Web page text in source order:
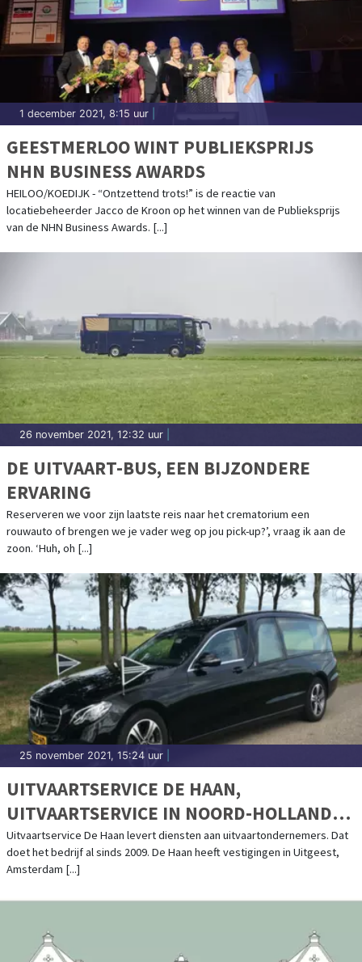
1 december 2021, 8:15 uur
GEESTMERLOO WINT PUBLIEKSPRIJS
NHN BUSINESS AWARDS
HEILOO/KOEDIJK - “Ontzettend trots!” is de reactie van
locatiebeheerder Jacco de Kroon op het winnen van de Publieksprijs
van de NHN Business Awards. [...]
26 november 2021, 12:32 uur
DE UITVAART-BUS, EEN BIJZONDERE
ERVARING
Reserveren we voor zijn laatste reis naar het crematorium een
rouwauto of brengen we je vader weg op jou pick-up?’, vraag ik aan de
zoon. ‘Huh, oh [...]
25 november 2021, 15:24 uur
UITVAARTSERVICE DE HAAN,
UITVAARTSERVICE IN NOORD-HOLLAND
EN DAARBUITEN
Uitvaartservice De Haan levert diensten aan uitvaartondernemers. Dat
doet het bedrijf al sinds 2009. De Haan heeft vestigingen in Uitgeest,
Amsterdam [...]